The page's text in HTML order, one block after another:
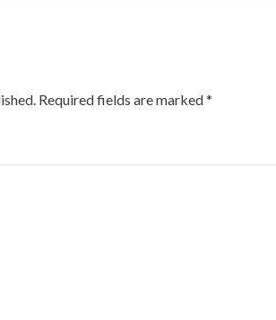
Required fields are marked*